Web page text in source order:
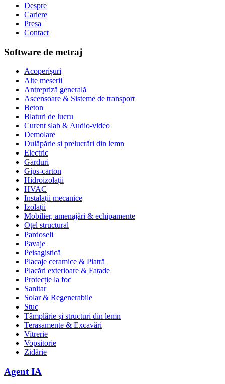
Despre
Cariere
Presa
Contact
Software de metraj
Acoperișuri
Alte meserii
Antrepriză generală
Ascensoare & Sisteme de transport
Beton
Blaturi de lucru
Curent slab & Audio-video
Demolare
Dulăpărie și prelucrări din lemn
Electric
Garduri
Gips-carton
Hidroizolații
HVAC
Instalații mecanice
Izolații
Mobilier, amenajări & echipamente
Oțel structural
Pardoseli
Pavaje
Peisagistică
Placaje ceramice & Piatră
Placări exterioare & Fațade
Protecție la foc
Sanitar
Solar & Regenerabile
Stuc
Tâmplărie și structuri din lemn
Terasamente & Excavări
Vitrerie
Vopsitorie
Zidărie
Agent IA